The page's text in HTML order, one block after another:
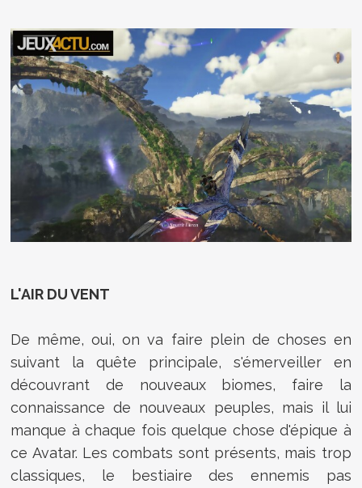
L'AIR DU VENT
De même, oui, on va faire plein de choses en
suivant la quête principale, s'émerveiller en
découvrant de nouveaux biomes, faire la
connaissance de nouveaux peuples, mais il lui
manque à chaque fois quelque chose d'épique à
ce Avatar. Les combats sont présents, mais trop
classiques, le bestiaire des ennemis pas